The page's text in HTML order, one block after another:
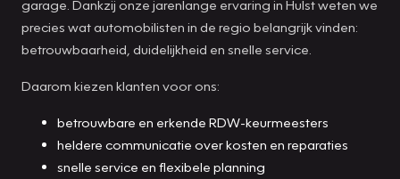
garage. Dankzij onze jarenlange ervaring in Hulst weten we
precies wat automobilisten in de regio belangrijk vinden:
betrouwbaarheid, duidelijkheid en snelle service.
Daarom kiezen klanten voor ons:
betrouwbare en erkende RDW-keurmeesters
heldere communicatie over kosten en reparaties
snelle service en flexibele planning